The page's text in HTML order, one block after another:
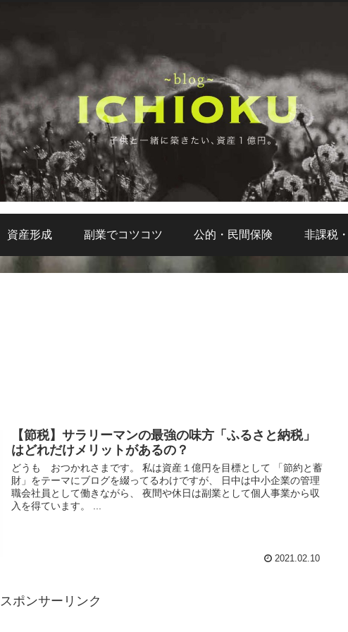
資産形成 副業でコツコツ 公的・民間保険 非課税
【節税】サラリーマンの最強の味方「ふるさと納税」
はどれだけメリットがあるの？
どうも おつかれさまです。 私は資産１億円を目標として 「節約と蓄
財」をテーマにブログを綴ってるわけですが、 日中は中小企業の管理
職会社員として働きながら、 夜間や休日は副業として個人事業から収
入を得ています。 ...
2021.02.10
スポンサーリンク